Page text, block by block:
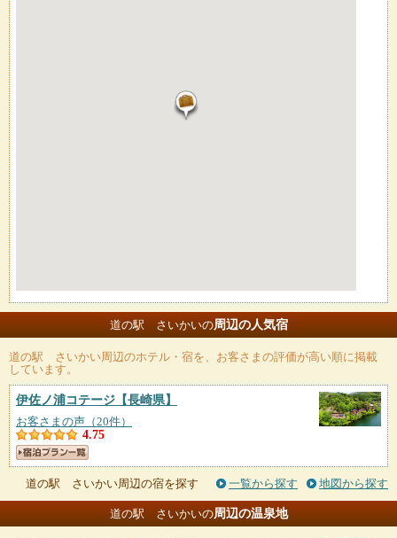
道の駅 さいかいの周辺の人気宿
道の駅 さいかい周辺のホテル・宿を、お客さまの評価が高い順に掲載
しています。
伊佐ノ浦コテージ 【長崎県】
お客さまの声（20件）
4.75
道の駅 さいかい周辺の宿を探す 一覧から探す 地図から探す
道の駅 さいかいの周辺の温泉地